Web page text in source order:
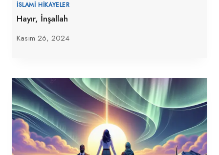
İSLAMI HIKAYELER
Hayır, İnşallah
Kasım 26, 2024